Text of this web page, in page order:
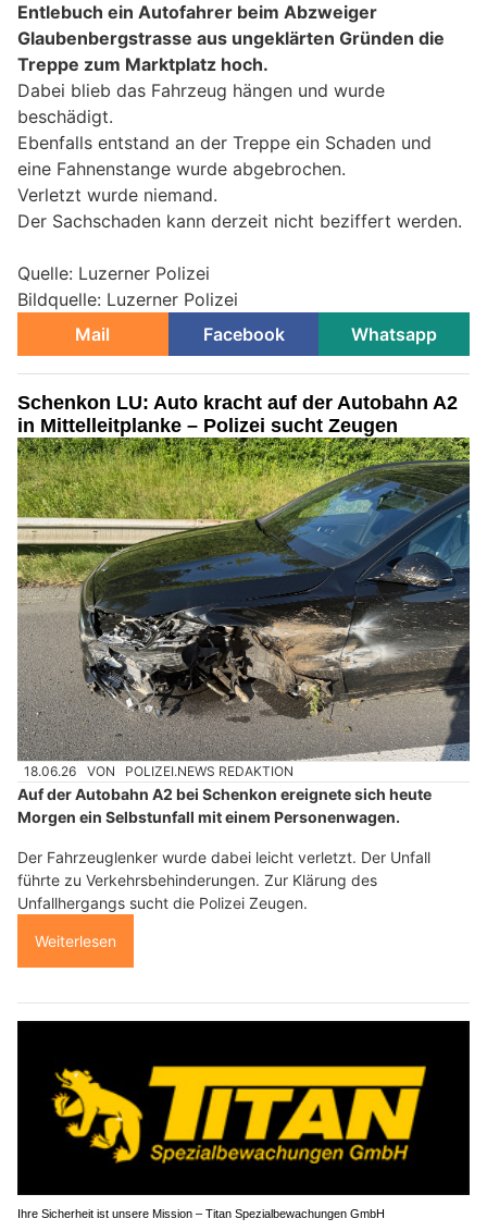
Entlebuch ein Autofahrer beim Abzweiger
Glaubenbergstrasse aus ungeklärten Gründen die
Treppe zum Marktplatz hoch.
Dabei blieb das Fahrzeug hängen und wurde
beschädigt.
Ebenfalls entstand an der Treppe ein Schaden und
eine Fahnenstange wurde abgebrochen.
Verletzt wurde niemand.
Der Sachschaden kann derzeit nicht beziffert werden.
Quelle: Luzerner Polizei
Bildquelle: Luzerner Polizei
Mail
Facebook Whatsapp
Schenkon LU: Auto kracht auf der Autobahn A2
in Mittelleitplanke – Polizei sucht Zeugen
18.06.26 VON POLIZEI.NEWS REDAKTION
Auf der Autobahn A2 bei Schenkon ereignete sich heute
Morgen ein Selbstunfall mit einem Personenwagen.
Der Fahrzeuglenker wurde dabei leicht verletzt. Der Unfall
führte zu Verkehrsbehinderungen. Zur Klärung des
Unfallhergangs sucht die Polizei Zeugen.
Weiterlesen
Ihre Sicherheit ist unsere Mission – Titan Spezialbewachungen GmbH